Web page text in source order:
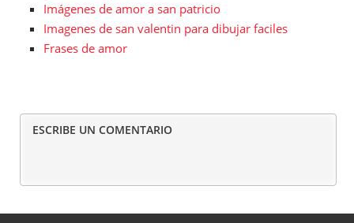
Imágenes de amor a san patricio
Imagenes de san valentin para dibujar faciles
Frases de amor
ESCRIBE UN COMENTARIO